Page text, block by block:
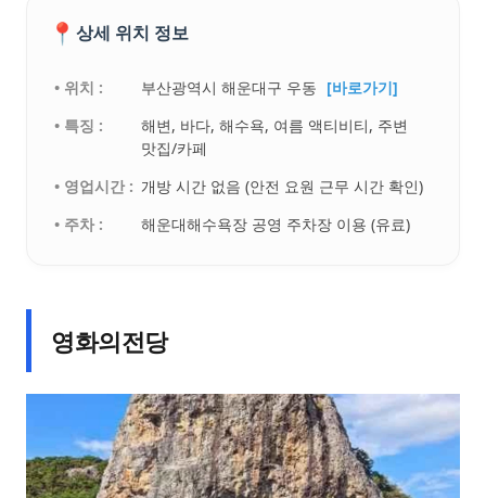
📍 상세 위치 정보
• 위치 : 부산광역시 해운대구 우동 [바로가기]
• 특징 :
해변, 바다, 해수욕, 여름 액티비티, 주변
맛집/카페
• 영업시간 : 개방 시간 없음 (안전 요원 근무 시간 확인)
• 주차 :
해운대해수욕장 공영 주차장 이용 (유료)
영화의전당